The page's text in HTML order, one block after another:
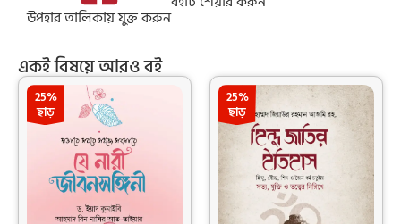
উপহার তালিকায় যুক্ত করুন
একই বিষয়ে আরও বই
25%
ছাড়
25%
ছাড়